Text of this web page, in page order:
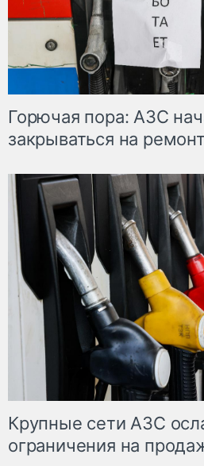
Горючая пора: АЗС
закрываться на
Крупные сети АЗС
ограничения на